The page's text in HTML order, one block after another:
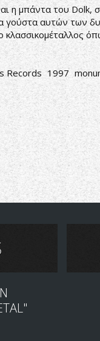
η μπάντα του
γούστα αυτών των
Records 1997